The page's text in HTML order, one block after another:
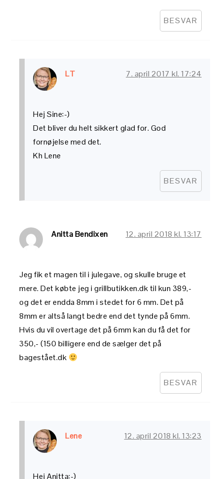
BESVAR
LT 7. april 2017 kl. 17:24
Hej Sine:-)
Det bliver du helt sikkert glad for. God
fornøjelse med det.
Kh Lene
BESVAR
Anitta Bendixen 12. april 2018 kl. 13:17
Jeg fik et magen til i julegave, og skulle bruge et
mere. Det købte jeg i grillbutikken.dk til kun 389,-
og det er endda 8mm i stedet for 6 mm. Det på
8mm er altså langt bedre end det tynde på 6mm.
Hvis du vil overtage det på 6mm kan du få det for
350,- (150 billigere end de sælger det på
bagestået.dk
BESVAR
Lene 12. april 2018 kl. 13:23
Hej Anitta:-)